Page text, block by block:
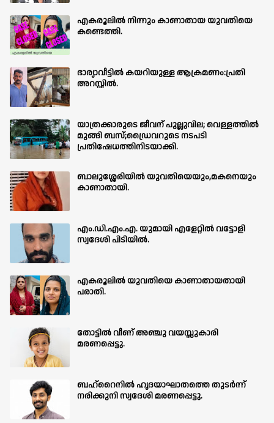
എകരൂലിൽ നിന്നും കാണാതായ യുവതിയെ
കണ്ടെത്തി.
ഭാര്യാവീട്ടിൽ കയറിയുള്ള ആക്രമണം:പ്രതി
അറസ്റ്റിൽ.
യാത്രക്കാരുടെ ജീവന് പുല്ലുവില; വെള്ളത്തിൽ
മുങ്ങി ബസ്;ഡ്രൈവറുടെ നടപടി
പ്രതിഷേധത്തിനിടയാക്കി.
ബാലുശ്ശേരിയില്‍ യുവതിയെയും,മകനെയും
കാണാതായി.
എം.ഡി.എം.എ. യുമായി എളേറ്റിൽ വട്ടോളി
സ്വദേശി പിടിയിൽ.
എകരൂലിൽ യുവതിയെ കാണാതായതായി
പരാതി.
തോട്ടിൽ വീണ് അഞ്ചു വയസ്സുകാരി
മരണപ്പെട്ടു.
ബഹ്‌റൈനിൽ ഹൃദയാഘാതത്തെ തുടർന്ന്
നരിക്കുനി സ്വദേശി മരണപ്പെട്ടു.